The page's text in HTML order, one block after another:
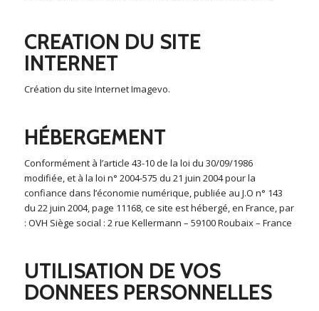
CREATION DU SITE
INTERNET
Création du site Internet Imagevo.
HÉBERGEMENT
Conformément à l’article 43-10 de la loi du 30/09/1986
modifiée, et à la loi n° 2004-575 du 21 juin 2004 pour la
confiance dans l’économie numérique, publiée au J.O n° 143
du 22 juin 2004, page 11168, ce site est hébergé, en France, par
: OVH Siège social : 2 rue Kellermann – 59100 Roubaix – France
UTILISATION DE VOS
DONNEES PERSONNELLES